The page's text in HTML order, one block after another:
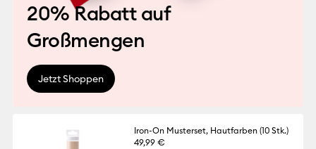
20% Rabatt auf
Großmengen
Jetzt Shoppen
Iron-On Musterset, Hautfarben (10 Stk.)
49,99 €